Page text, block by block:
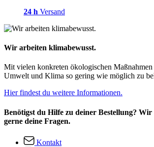
24 h Versand
Wir arbeiten klimabewusst.
Mit vielen konkreten ökologischen
Umwelt und Klima so gering wie möglich zu
Hier findest du weitere Informationen.
Benötigst du Hilfe zu deiner Bestellung?
gerne deine Fragen.
Kontakt